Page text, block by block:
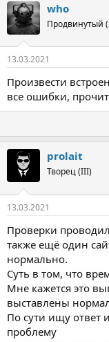
who
Продвинутый
13.03.2021
Произвести
все ошибки,
prolait
Творец (III)
13.03.2021
Проверки
также ещё один
нормально.
Суть в том, что
Мне кажется это
выставлены
По сути ищу ответ
проблему